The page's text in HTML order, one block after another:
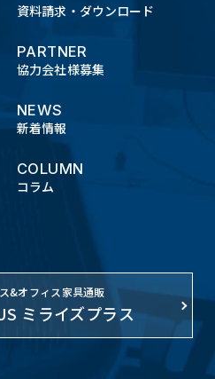
資料請求・ダウンロード
PARTNER
協力会社様募集
NEWS
新着情報
COLUMN
コラム
&オフィス家具通販
ミライズプラス